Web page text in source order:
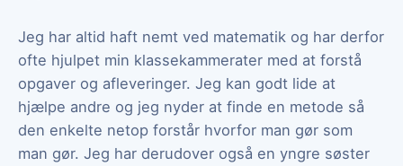
Jeg har altid haft nemt ved matematik og har derfor
ofte hjulpet min klassekammerater med at forstå
opgaver og afleveringer. Jeg kan godt lide at
hjælpe andre og jeg nyder at finde en metode så
den enkelte netop forstår hvorfor man gør som
man gør. Jeg har derudover også en yngre søster